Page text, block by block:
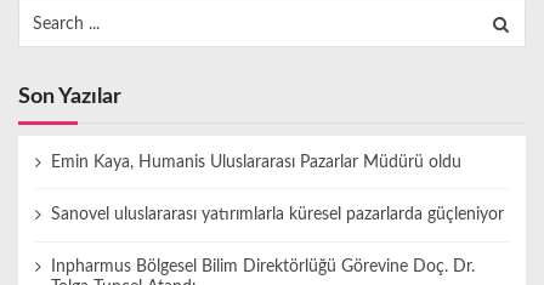
for:
Son Yazılar
Emin Kaya, Humanis Uluslararası Pazarlar Müdürü oldu
Sanovel uluslararası yatırımlarla küresel pazarlarda güçleniyor
Inpharmus Bölgesel Bilim Direktörlüğü Görevine Doç. Dr.